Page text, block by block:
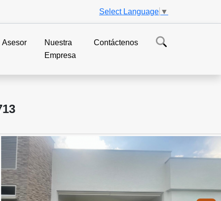
Select Language ▼
Asesor
Nuestra
Empresa
Contáctenos